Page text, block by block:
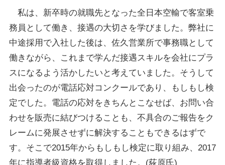
私は、新卒時の就職先となった全日本空輸で客室乗
務員として働き、接遇の大切さを学びました。弊社に
中途採用で入社した後は、佐久営業所で事務職として
働きながら、これまで学んだ接遇スキルを会社にプラ
スになるよう活かしたいと考えていました。そうして
出会ったのが電話応対コンクールであり、もしもし検
定でした。電話の応対をきちんとこなせば、お問い合
わせを販売に結びつけることも、不具合のご報告をク
レームに発展させずに解決することもできるはずで
す。そこで2015年からもしもし検定に取り組み、2017
年に指導者級資格を取得しました。(荻原氏)